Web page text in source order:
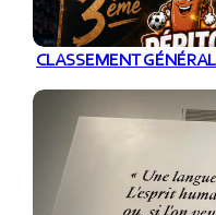
CLASSEMENT